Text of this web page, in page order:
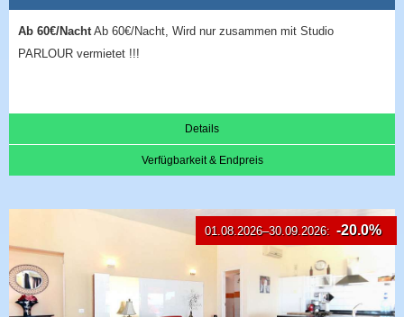
Ab 60€/Nacht Ab 60€/Nacht, Wird nur zusammen mit Studio
PARLOUR vermietet !!!
Details
Verfügbarkeit & Endpreis
01.08.2026–30.09.2026: -20.0%